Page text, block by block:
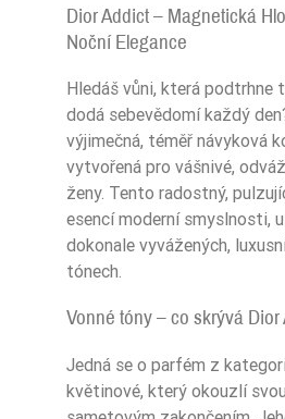
Dior Addict – Magnetická
Noční Elegance
Hledáš vůni, která podtrhne
dodá sebevědomí každý
výjimečná, téměř návyková
vytvořená pro vášnivé,
ženy. Tento radostný,
esencí moderní smyslnosti,
dokonale vyvážených,
tónech.
Vonné tóny – co skrývá Dior
Jedná se o parfém z
květinové, který okouzlí